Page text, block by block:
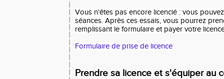
Vous n'êtes pas encore licencié : vous
séances. Après ces essais, vous pourrez
remplissant le formulaire et payer votre
Formulaire de prise de licence
Prendre sa licence et s'équiper au